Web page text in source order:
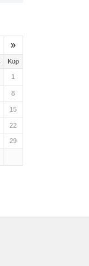
»
Κυρ
1
8
15
22
29